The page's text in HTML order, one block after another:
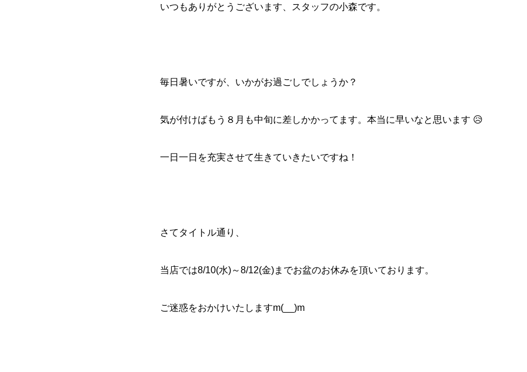
いつもありがとうございます、スタッフの小森です。
毎日暑いですが、いかがお過ごしでしょうか？
気が付けばもう８月も中旬に差しかかってます。本当に早いなと思います 😥
一日一日を充実させて生きていきたいですね！
さてタイトル通り、
当店では8/10(水)～8/12(金)までお盆のお休みを頂いております。
ご迷惑をおかけいたしますm(__)m